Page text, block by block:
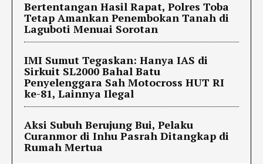
Bertentangan Hasil Rapat, Polres Toba
Tetap Amankan Penembokan Tanah di
Laguboti Menuai Sorotan
IMI Sumut Tegaskan: Hanya IAS di
Sirkuit SL2000 Bahal Batu
Penyelenggara Sah Motocross HUT RI
ke-81, Lainnya Ilegal
Aksi Subuh Berujung Bui, Pelaku
Curanmor di Inhu Pasrah Ditangkap di
Rumah Mertua